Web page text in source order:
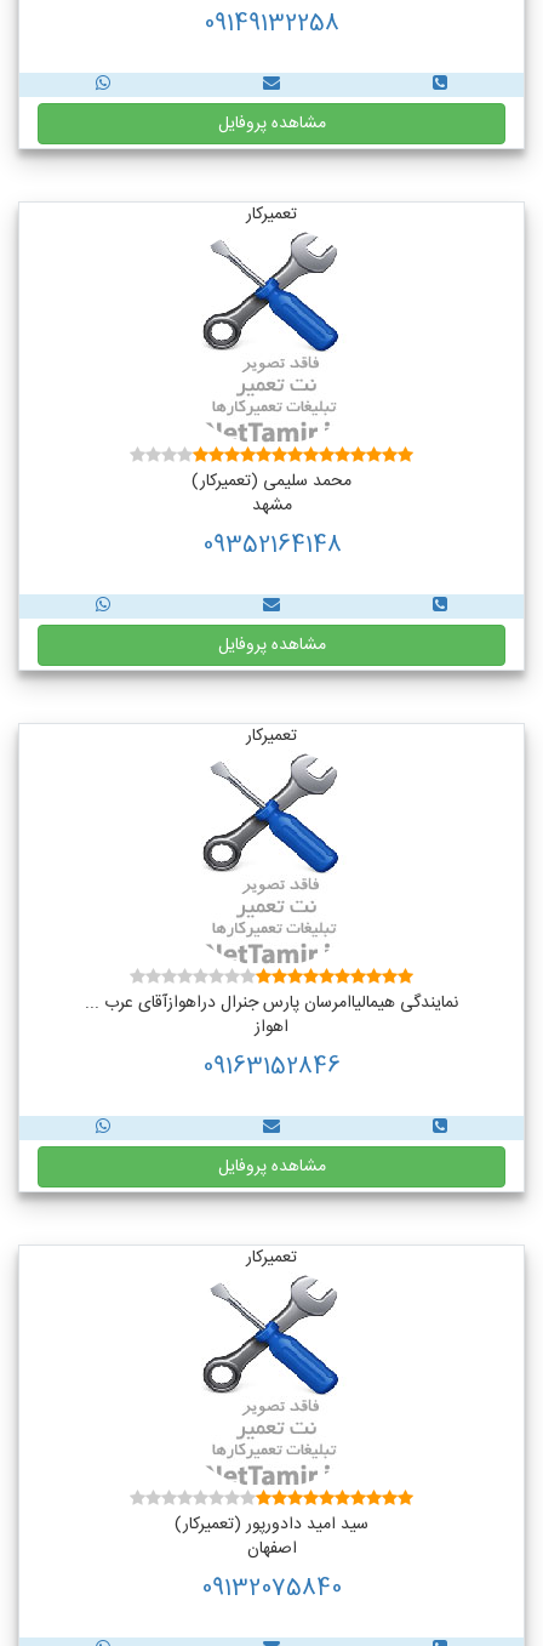
09149132258
مشاهده پروفایل
تعمیرکار
محمد سلیمی (تعمیرکار)
مشهد
09352164148
مشاهده پروفایل
تعمیرکار
نمایندگی هیمالیاامرسان پارس جنرال دراهوازآقای عرب ...
اهواز
09163152846
مشاهده پروفایل
تعمیرکار
سید امید دادورپور (تعمیرکار)
اصفهان
09132075840